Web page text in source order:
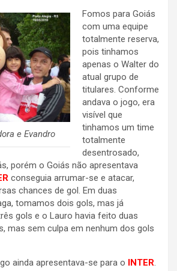
e Evandro
Fomos para Goiás
com uma equipe
totalmente reserva,
pois tinhamos
apenas o Walter do
atual grupo de
titulares. Conforme
andava o jogo, era
visível que
tinhamos um time
totalmente
desentrosado,
porém o Goiás não apresentava
conseguia arrumar-se e atacar,
chances de gol. Em duas
tomamos dois gols, mas já
gols e o Lauro havia feito duas
mas sem culpa em nenhum dos gols
ainda apresentava-se para o INTER.